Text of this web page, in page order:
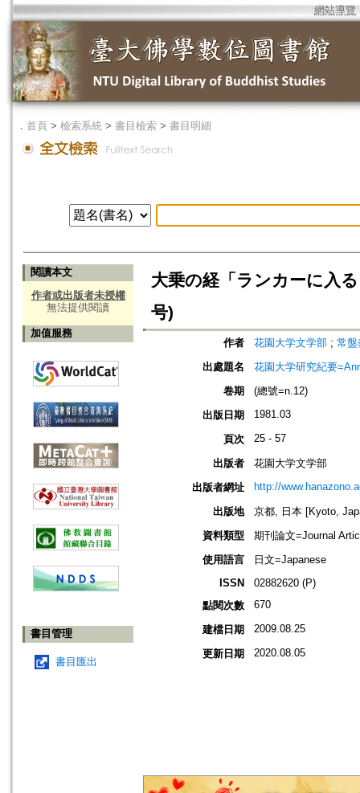
網站導覽
． 首頁 > 檢索系統 > 書目檢索 > 書目明細
閱讀本文
作者或出版者未授權
無法提供閱讀
加值服務
書目管理
書目匯出
大乗の経「ランカーに入
号)
作者 花園大学文学部 ; 常盤
出處題名
花園大学研究紀要
卷期
(總號=n.12)
出版日期
1981.03
頁次 25 - 57
出版者
花園大学文学部
出版者網址
http://
出版地
京都, 日本 [Kyoto,
資料類型
期刊論文=Journal
使用語言
日文=Japanese
ISSN
02882620 (P)
點閱次數
670
建檔日期 2009.08.25
更新日期 2020.08.05